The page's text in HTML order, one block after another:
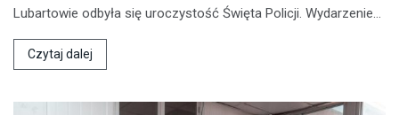
Lubartowie odbyła się uroczystość Święta Policji. Wydarzenie…
Czytaj dalej